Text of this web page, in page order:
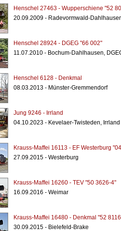
Henschel 27463 - Wupperschiene "52
20.09.2009 - Radevormwald-
Henschel 28924 - DGEG "66 002"
11.07.2010 - Bochum-Dahlhausen,
Henschel 6128 - Denkmal
08.03.2013 - Münster-Gremmendorf
Jung 9246 - Irrland
04.10.2023 - Kevelaer-Twisteden, Irrland
Krauss-Maffei 16113 - EF Westerburg
27.09.2015 - Westerburg
Krauss-Maffei 16260 - TEV "50 3626-4"
16.09.2016 - Weimar
Krauss-Maffei 16480 - Denkmal "52
30.09.2015 - Bielefeld-Brake